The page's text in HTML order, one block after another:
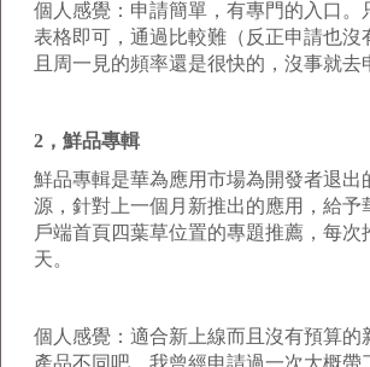
個人感覺：申請簡單，有專門的入口。
表格即可，通過比較難（反正申請也沒
且周一見的頻率還是很快的，沒事就去
2，鮮品專輯
鮮品專輯是華為應用市場為開發者退出
源，針對上一個月新推出的應用，給予
戶端首頁四葉草位置的專題推薦，每次
天。
個人感覺：適合新上線而且沒有預算的
產品不同吧，我曾經申請過一次大概帶